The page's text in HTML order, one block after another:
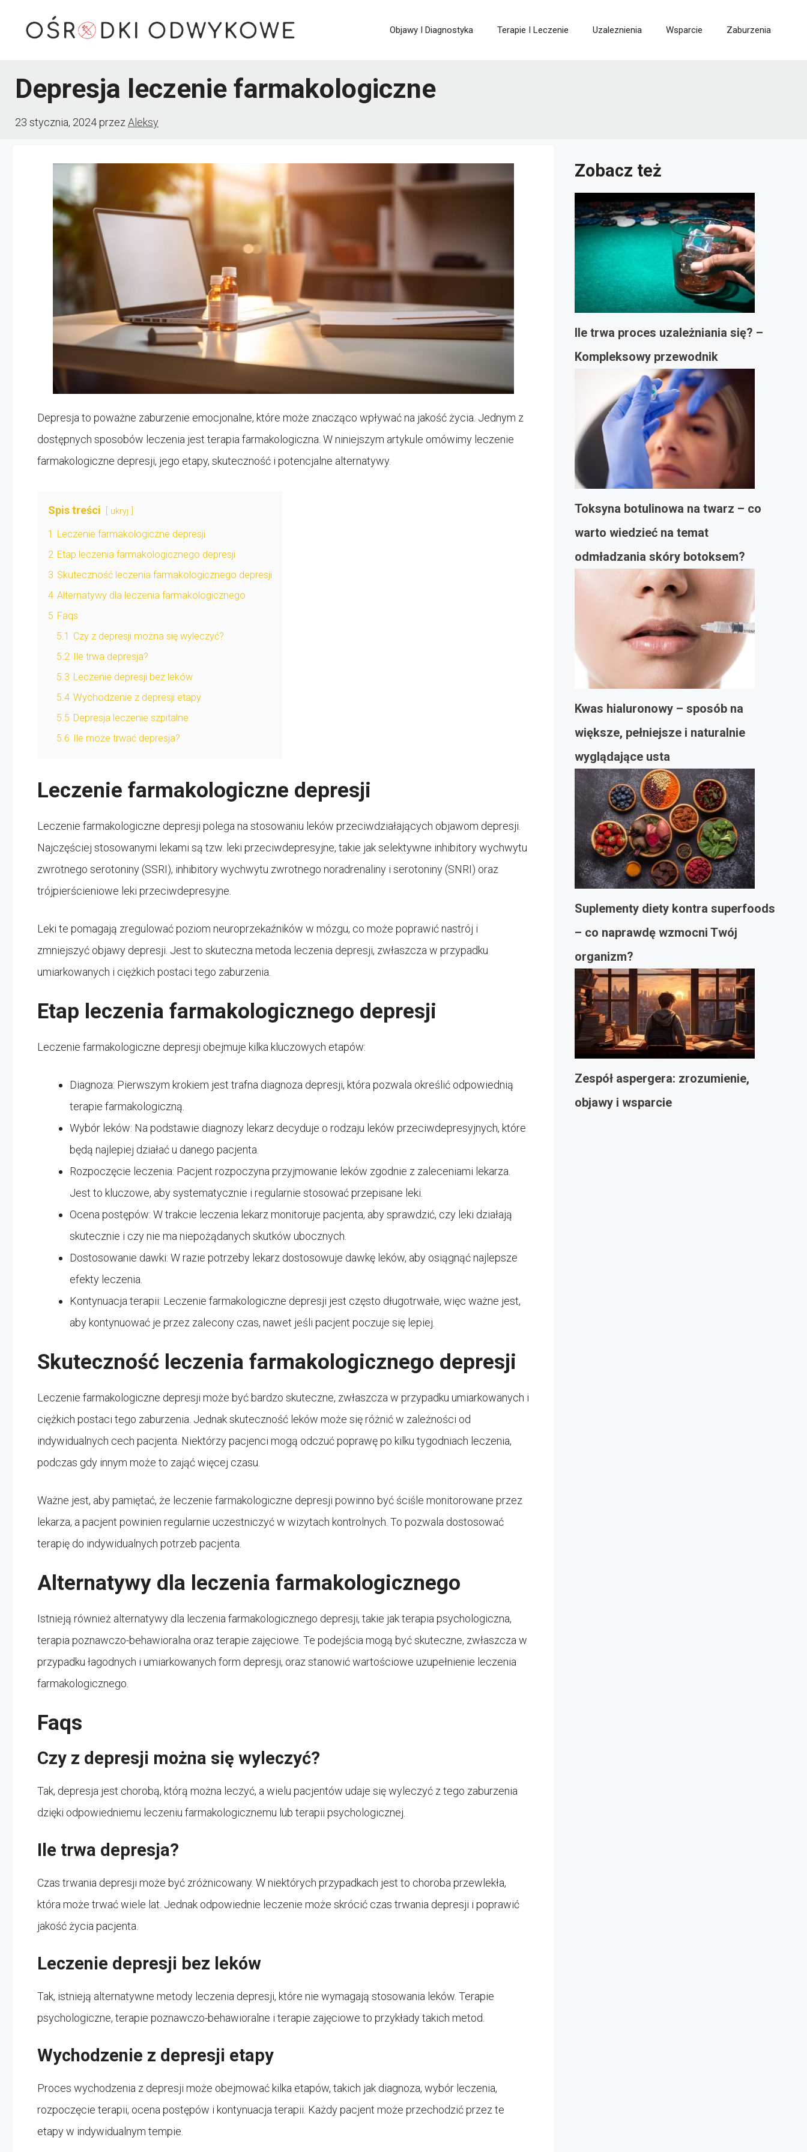
Objawy I Diagnostyka Terapie I Leczenie Uzaleznienia Wsparcie Zaburzenia
Depresja leczenie farmakologiczne
23 stycznia, 2024przez Aleksy
Depresja to poważne zaburzenie emocjonalne, które może znacząco wpływać na jakość życia. Jednym z
dostępnych sposobów leczenia jest terapia farmakologiczna. W niniejszym artykule omówimy leczenie
farmakologiczne depresji, jego etapy, skuteczność i potencjalne alternatywy.
Spis treści ukryj
1 Leczenie farmakologiczne depresji
2 Etap leczenia farmakologicznego depresji
3 Skuteczność leczenia farmakologicznego depresji
4 Alternatywy dla leczenia farmakologicznego
5 Faqs
5.1 Czy z depresji można się wyleczyć?
5.2 Ile trwa depresja?
5.3 Leczenie depresji bez leków
5.4 Wychodzenie z depresji etapy
5.5 Depresja leczenie szpitalne
5.6 Ile może trwać depresja?
Leczenie farmakologiczne depresji
Leczenie farmakologiczne depresji polega na stosowaniu leków przeciwdziałających objawom depresji.
Najczęściej stosowanymi lekami są tzw. leki przeciwdepresyjne, takie jak selektywne inhibitory wychwytu
zwrotnego serotoniny (SSRI), inhibitory wychwytu zwrotnego noradrenaliny i serotoniny (SNRI) oraz
trójpierścieniowe leki przeciwdepresyjne.
Leki te pomagają zregulować poziom neuroprzekaźników w mózgu, co może poprawić nastrój i
zmniejszyć objawy depresji. Jest to skuteczna metoda leczenia depresji, zwłaszcza w przypadku
umiarkowanych i ciężkich postaci tego zaburzenia.
Etap leczenia farmakologicznego depresji
Leczenie farmakologiczne depresji obejmuje kilka kluczowych etapów:
Diagnoza: Pierwszym krokiem jest trafna diagnoza depresji, która pozwala określić odpowiednią
terapie farmakologiczną.
Wybór leków: Na podstawie diagnozy lekarz decyduje o rodzaju leków przeciwdepresyjnych, które
będą najlepiej działać u danego pacjenta.
Rozpoczęcie leczenia: Pacjent rozpoczyna przyjmowanie leków zgodnie z zaleceniami lekarza.
Jest to kluczowe, aby systematycznie i regularnie stosować przepisane leki.
Ocena postępów: W trakcie leczenia lekarz monitoruje pacjenta, aby sprawdzić, czy leki działają
skutecznie i czy nie ma niepożądanych skutków ubocznych.
Dostosowanie dawki: W razie potrzeby lekarz dostosowuje dawkę leków, aby osiągnąć najlepsze
efekty leczenia.
Kontynuacja terapii: Leczenie farmakologiczne depresji jest często długotrwałe, więc ważne jest,
aby kontynuować je przez zalecony czas, nawet jeśli pacjent poczuje się lepiej.
Skuteczność leczenia farmakologicznego depresji
Leczenie farmakologiczne depresji może być bardzo skuteczne, zwłaszcza w przypadku umiarkowanych i
ciężkich postaci tego zaburzenia. Jednak skuteczność leków może się różnić w zależności od
indywidualnych cech pacjenta. Niektórzy pacjenci mogą odczuć poprawę po kilku tygodniach leczenia,
podczas gdy innym może to zająć więcej czasu.
Ważne jest, aby pamiętać, że leczenie farmakologiczne depresji powinno być ściśle monitorowane przez
lekarza, a pacjent powinien regularnie uczestniczyć w wizytach kontrolnych. To pozwala dostosować
terapię do indywidualnych potrzeb pacjenta.
Alternatywy dla leczenia farmakologicznego
Istnieją również alternatywy dla leczenia farmakologicznego depresji, takie jak terapia psychologiczna,
terapia poznawczo-behawioralna oraz terapie zajęciowe. Te podejścia mogą być skuteczne, zwłaszcza w
przypadku łagodnych i umiarkowanych form depresji, oraz stanowić wartościowe uzupełnienie leczenia
farmakologicznego.
Faqs
Czy z depresji można się wyleczyć?
Tak, depresja jest chorobą, którą można leczyć, a wielu pacjentów udaje się wyleczyć z tego zaburzenia
dzięki odpowiedniemu leczeniu farmakologicznemu lub terapii psychologicznej.
Ile trwa depresja?
Czas trwania depresji może być zróżnicowany. W niektórych przypadkach jest to choroba przewlekła,
która może trwać wiele lat. Jednak odpowiednie leczenie może skrócić czas trwania depresji i poprawić
jakość życia pacjenta.
Leczenie depresji bez leków
Tak, istnieją alternatywne metody leczenia depresji, które nie wymagają stosowania leków. Terapie
psychologiczne, terapie poznawczo-behawioralne i terapie zajęciowe to przykłady takich metod.
Wychodzenie z depresji etapy
Proces wychodzenia z depresji może obejmować kilka etapów, takich jak diagnoza, wybór leczenia,
rozpoczęcie terapii, ocena postępów i kontynuacja terapii. Każdy pacjent może przechodzić przez te
etapy w indywidualnym tempie.
Zobacz też
Ile trwa proces uzależniania się? –
Kompleksowy przewodnik
Toksyna botulinowa na twarz – co
warto wiedzieć na temat
odmładzania skóry botoksem?
Kwas hialuronowy – sposób na
większe, pełniejsze i naturalnie
wyglądające usta
Suplementy diety kontra superfoods
– co naprawdę wzmocni Twój
organizm?
Zespół aspergera: zrozumienie,
objawy i wsparcie